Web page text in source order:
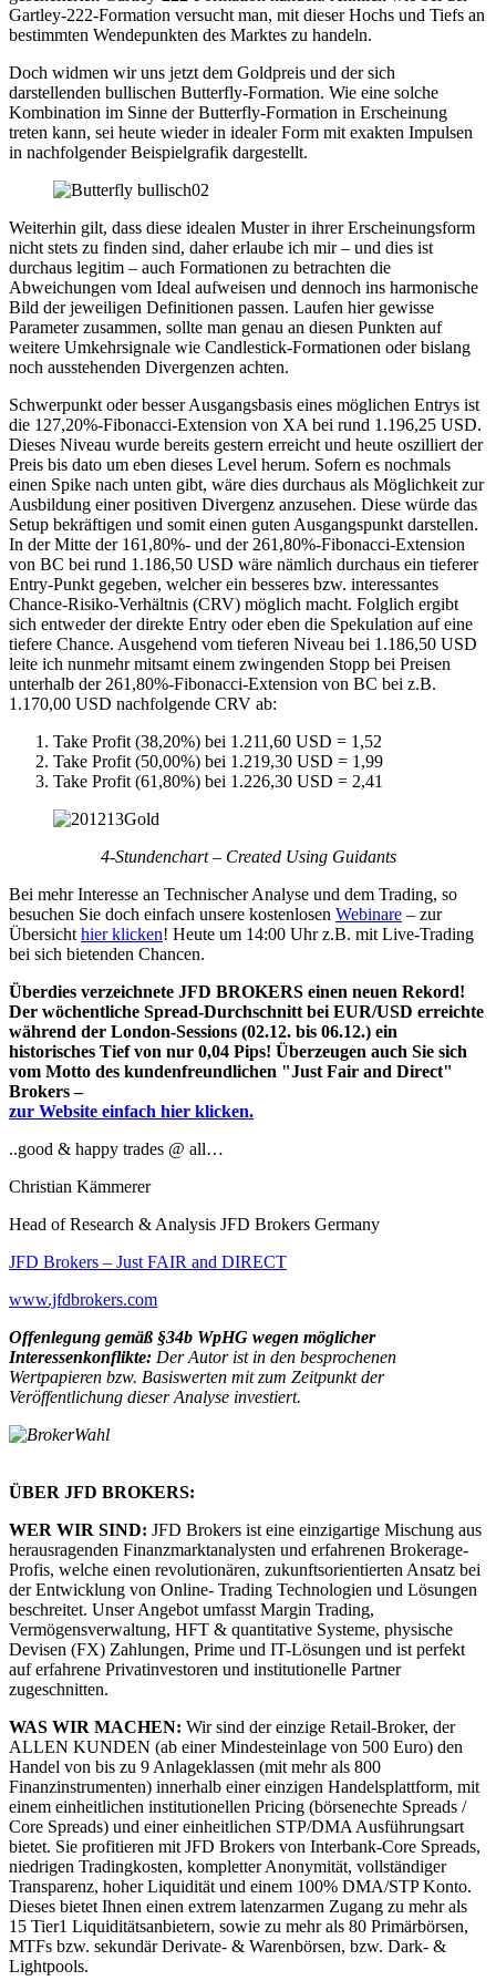
Gartley-222-Formation versucht man, mit dieser Hochs und Tiefs an
bestimmten Wendepunkten des Marktes zu handeln.
Doch widmen wir uns jetzt dem Goldpreis und der sich
darstellenden bullischen Butterfly-Formation. Wie eine solche
Kombination im Sinne der Butterfly-Formation in Erscheinung
treten kann, sei heute wieder in idealer Form mit exakten Impulsen
in nachfolgender Beispielgrafik dargestellt.
Weiterhin gilt, dass diese idealen Muster in ihrer Erscheinungsform
nicht stets zu finden sind, daher erlaube ich mir – und dies ist
durchaus legitim – auch Formationen zu betrachten die
Abweichungen vom Ideal aufweisen und dennoch ins harmonische
Bild der jeweiligen Definitionen passen. Laufen hier gewisse
Parameter zusammen, sollte man genau an diesen Punkten auf
weitere Umkehrsignale wie Candlestick-Formationen oder bislang
noch ausstehenden Divergenzen achten.
Schwerpunkt oder besser Ausgangsbasis eines möglichen Entrys ist
die 127,20%-Fibonacci-Extension von XA bei rund 1.196,25 USD.
Dieses Niveau wurde bereits gestern erreicht und heute oszilliert der
Preis bis dato um eben dieses Level herum. Sofern es nochmals
einen Spike nach unten gibt, wäre dies durchaus als Möglichkeit zur
Ausbildung einer positiven Divergenz anzusehen. Diese würde das
Setup bekräftigen und somit einen guten Ausgangspunkt darstellen.
In der Mitte der 161,80%- und der 261,80%-Fibonacci-Extension
von BC bei rund 1.186,50 USD wäre nämlich durchaus ein tieferer
Entry-Punkt gegeben, welcher ein besseres bzw. interessantes
Chance-Risiko-Verhältnis (CRV) möglich macht. Folglich ergibt
sich entweder der direkte Entry oder eben die Spekulation auf eine
tiefere Chance. Ausgehend vom tieferen Niveau bei 1.186,50 USD
leite ich nunmehr mitsamt einem zwingenden Stopp bei Preisen
unterhalb der 261,80%-Fibonacci-Extension von BC bei z.B.
1.170,00 USD nachfolgende CRV ab:
Take Profit (38,20%) bei 1.211,60 USD = 1,52
Take Profit (50,00%) bei 1.219,30 USD = 1,99
Take Profit (61,80%) bei 1.226,30 USD = 2,41
4-Stundenchart – Created Using Guidants
Bei mehr Interesse an Technischer Analyse und dem Trading, so
besuchen Sie doch einfach unsere kostenlosen Webinare – zur
Übersicht hier klicken! Heute um 14:00 Uhr z.B. mit Live-Trading
bei sich bietenden Chancen.
Überdies verzeichnete JFD BROKERS einen neuen Rekord!
Der wöchentliche Spread-Durchschnitt bei EUR/USD erreichte
während der London-Sessions (02.12. bis 06.12.) ein
historisches Tief von nur 0,04 Pips! Überzeugen auch Sie sich
vom Motto des kundenfreundlichen "Just Fair and Direct"
Brokers –
zur Website einfach hier klicken.
..good & happy trades @ all…
Christian Kämmerer
Head of Research & Analysis JFD Brokers Germany
JFD Brokers – Just FAIR and DIRECT
www.jfdbrokers.com
Offenlegung gemäß §34b WpHG wegen möglicher
Interessenkonflikte: Der Autor ist in den besprochenen
Wertpapieren bzw. Basiswerten mit zum Zeitpunkt der
Veröffentlichung dieser Analyse investiert.
ÜBER JFD BROKERS:
WER WIR SIND: JFD Brokers ist eine einzigartige Mischung aus
herausragenden Finanzmarktanalysten und erfahrenen Brokerage-
Profis, welche einen revolutionären, zukunftsorientierten Ansatz bei
der Entwicklung von Online- Trading Technologien und Lösungen
beschreitet. Unser Angebot umfasst Margin Trading,
Vermögensverwaltung, HFT & quantitative Systeme, physische
Devisen (FX) Zahlungen, Prime und IT-Lösungen und ist perfekt
auf erfahrene Privatinvestoren und institutionelle Partner
zugeschnitten.
WAS WIR MACHEN: Wir sind der einzige Retail-Broker, der
ALLEN KUNDEN (ab einer Mindesteinlage von 500 Euro) den
Handel von bis zu 9 Anlageklassen (mit mehr als 800
Finanzinstrumenten) innerhalb einer einzigen Handelsplattform, mit
einem einheitlichen institutionellen Pricing (börsenechte Spreads /
Core Spreads) und einer einheitlichen STP/DMA Ausführungsart
bietet. Sie profitieren mit JFD Brokers von Interbank-Core Spreads,
niedrigen Tradingkosten, kompletter Anonymität, vollständiger
Transparenz, hoher Liquidität und einem 100% DMA/STP Konto.
Dieses bietet Ihnen einen extrem latenzarmen Zugang zu mehr als
15 Tier1 Liquiditätsanbietern, sowie zu mehr als 80 Primärbörsen,
MTFs bzw. sekundär Derivate- & Warenbörsen, bzw. Dark- &
Lightpools.